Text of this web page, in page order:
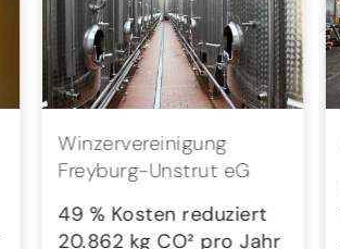
Winzervereinigung
Freyburg-Unstrut eG
49 % Kosten reduziert
20.862 kg CO² pro Jahr